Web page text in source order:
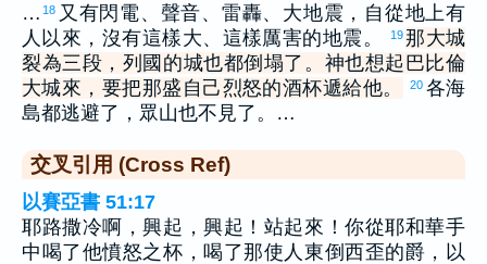
… 18 又有閃電、聲音、雷轟、大地震，自從地上有
人以來，沒有這樣大、這樣厲害的地震。
19那大城
裂為三段，列國的城也都倒塌了。神也想起巴比倫
大城來，要把那盛自己烈怒的酒杯遞給他。
20 各海
島都逃避了，眾山也不見了。…
交叉引用 (Cross Ref)
以賽亞書 51:17
耶路撒冷啊，興起，興起！站起來！你從耶和華手
中喝了他憤怒之杯，喝了那使人東倒西歪的爵，以